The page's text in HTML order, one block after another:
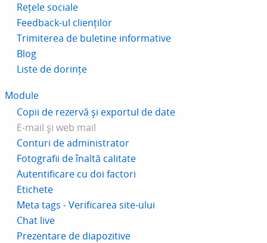
Rețele sociale
Feedback-ul clienților
Trimiterea de buletine informative
Blog
Liste de dorințe
Module
Copii de rezervă și exportul de date
E-mail și web mail
Conturi de administrator
Fotografii de înaltă calitate
Autentificare cu doi factori
Etichete
Meta tags - Verificarea site-ului
Chat live
Prezentare de diapozitive